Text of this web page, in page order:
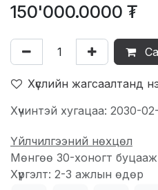
150'000.0000 ₮
Хүслийн жагсаалтанд
Хүчинтэй хугацаа: 2030-
Үйлчилгээний нөхцөл
Мөнгөө 30-хоногт буцааж
Хүргэлт: 2-3 ажлын өдөр